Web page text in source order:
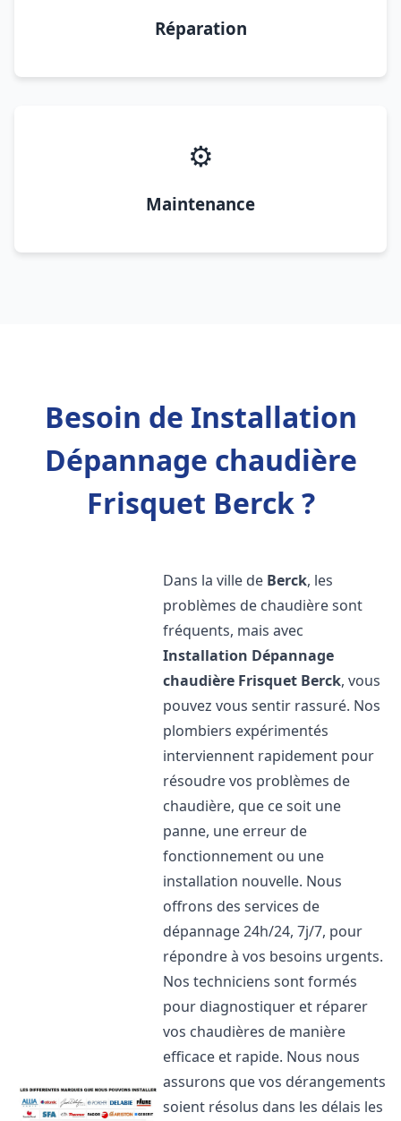
Réparation
⚙️
Maintenance
Besoin de Installation
Dépannage chaudière
Frisquet Berck ?
Dans la ville de Berck, les
problèmes de chaudière sont
fréquents, mais avec
Installation Dépannage
chaudière Frisquet Berck, vous
pouvez vous sentir rassuré. Nos
plombiers expérimentés
interviennent rapidement pour
résoudre vos problèmes de
chaudière, que ce soit une
panne, une erreur de
fonctionnement ou une
installation nouvelle. Nous
offrons des services de
dépannage 24h/24, 7j/7, pour
répondre à vos besoins urgents.
Nos techniciens sont formés
pour diagnostiquer et réparer
vos chaudières de manière
efficace et rapide. Nous nous
assurons que vos dérangements
soient résolus dans les délais les